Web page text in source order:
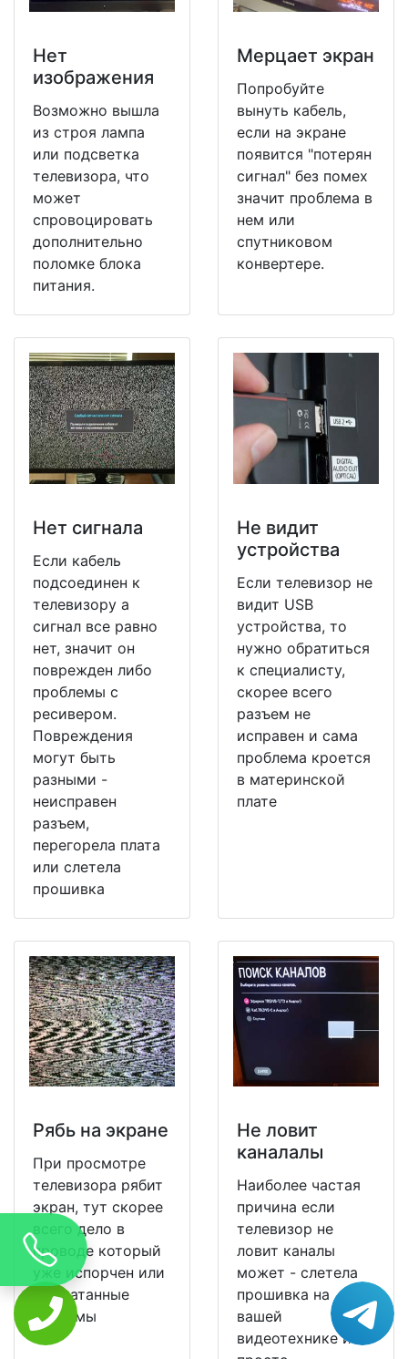
Нет
изображения
Возможно вышла
из строя лампа
или подсветка
телевизора, что
может
спровоцировать
дополнительно
поломке блока
питания.
Мерцает экран
Попробуйте
вынуть кабель,
если на экране
появится "потерян
сигнал" без помех
значит проблема в
нем или
спутниковом
конвертере.
Нет сигнала
Если кабель
подсоединен к
телевизору а
сигнал все равно
нет, значит он
поврежден либо
проблемы с
ресивером.
Повреждения
могут быть
разными -
неисправен
разъем,
перегорела плата
или слетела
прошивка
Не видит
устройства
Если телевизор не
видит USB
устройства, то
нужно обратиться
к специалисту,
скорее всего
разъем не
исправен и сама
проблема кроется
в материнской
плате
Рябь на экране
При просмотре
телевизора рябит
экран, тут скорее
всего дело в
проводе который
уже испорчен или
расшатанные
разъемы
Не ловит
каналалы
Наиболее частая
причина если
телевизор не
ловит каналы
может - слетела
прошивка на
вашей
видеотехнике и ее